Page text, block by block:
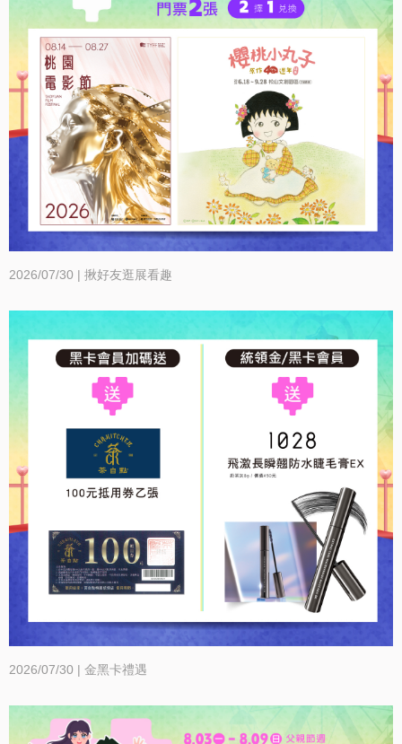
2026/07/30 | 揪好友逛展看趣
2026/07/30 | 金黑卡禮遇